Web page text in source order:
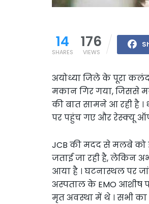
14
SHARES
176
VIEWS
अयोध्या जिले के पूरा
मकान गिर गया, जिससे
की बात सामने आ रही है
पर पहुंच गए और रेस्क्यू
JCB की मदद से मलबे को
जताई जा रही है, लेकिन
आया है । घटनास्थल पर
अस्पताल के EMO आशीष
मृत अवस्था में थे । सभी